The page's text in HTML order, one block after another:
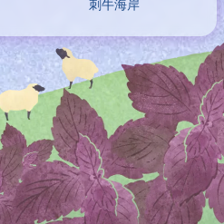
刺牛海岸